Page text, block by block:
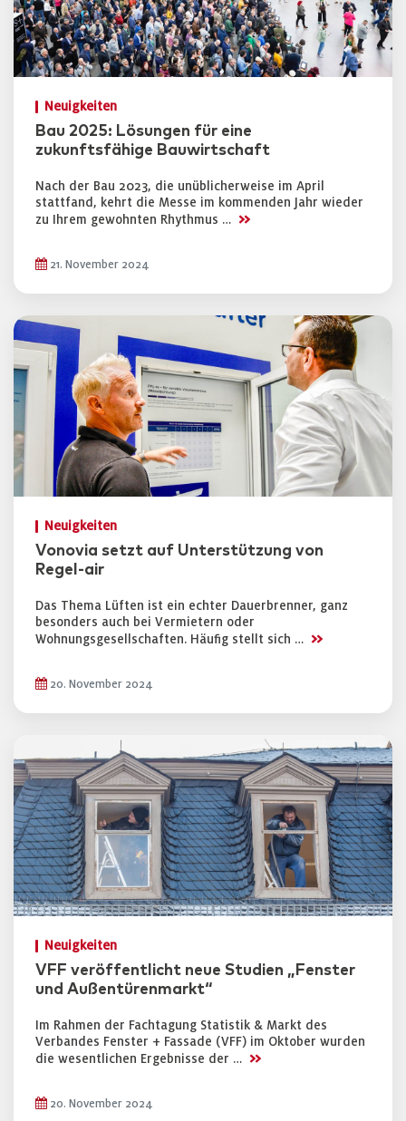
Neuigkeiten
Bau 2025: Lösungen für eine
zukunftsfähige Bauwirtschaft
Nach der Bau 2023, die unüblicherweise im April
stattfand, kehrt die Messe im kommenden Jahr wieder
zu Ihrem gewohnten Rhythmus … >>
21. November 2024
Neuigkeiten
Vonovia setzt auf Unterstützung von
Regel-air
Das Thema Lüften ist ein echter Dauerbrenner, ganz
besonders auch bei Vermietern oder
Wohnungsgesellschaften. Häufig stellt sich … >>
20. November 2024
Neuigkeiten
VFF veröffentlicht neue Studien „Fenster
und Außentürenmarkt“
Im Rahmen der Fachtagung Statistik & Markt des
Verbandes Fenster + Fassade (VFF) im Oktober wurden
die wesentlichen Ergebnisse der … >>
20. November 2024